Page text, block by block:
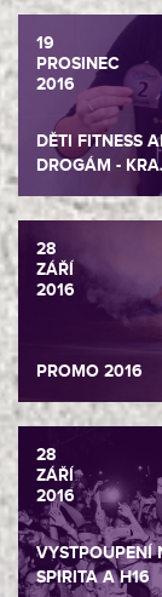
19
PROSINEC
2016
DĚTI FITNESS
DROGÁM -
28
ZÁŘÍ
2016
PROMO 2016
28
ZÁŘÍ
2016
VYSTPOUPENÍ
SPIRITA A H16